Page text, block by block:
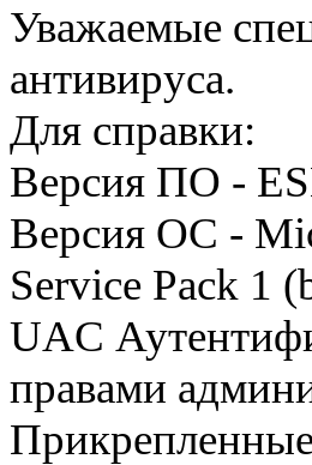
Уважаемые
антивируса.
Для справки:
Версия ПО -
Версия ОС -
Service Pack 1
UAC
правами